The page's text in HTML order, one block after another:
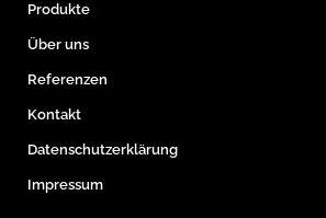
Produkte
Über uns
Referenzen
Kontakt
Datenschutzerklärung
Impressum